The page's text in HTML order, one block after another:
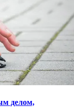
делом,